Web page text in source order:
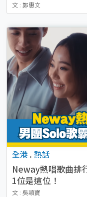
文 : 鄭惠文
全港 . 熱話
Neway熱唱歌曲排
1位是這位！
文 : 吳穎寶